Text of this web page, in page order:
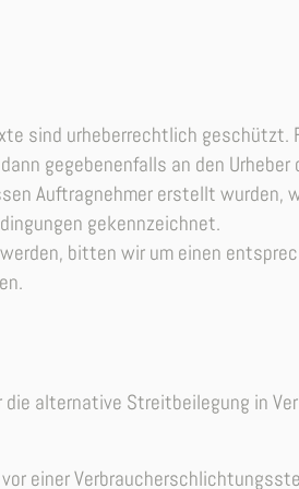
sind urheberrechtlich geschützt.
gegebenenfalls an den
Auftragnehmer erstellt wurden,
gekennzeichnet.
bitten wir um einen
alternative Streitbeilegung in
einer